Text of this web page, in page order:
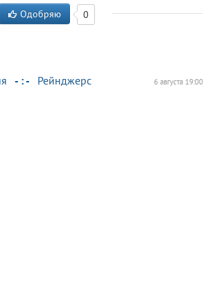
Одобряю 0
Рейнджерс
- : - 6 августа 19:00